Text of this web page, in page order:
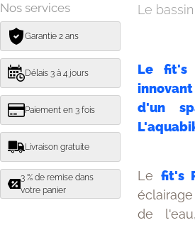
Nos services
Garantie 2 ans
Délais 3 à 4 jours
Paiement en 3 fois
Livraison gratuite
3 % de remise dans
votre panier
Le
Le fit's
d'un
Le fit's
de